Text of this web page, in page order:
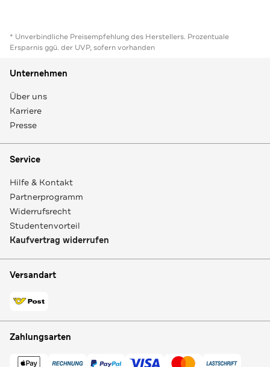
* Unverbindliche Preisempfehlung des Herstellers. Prozentuale
Ersparnis ggü. der UVP, sofern vorhanden
Unternehmen
Über uns
Karriere
Presse
Service
Hilfe & Kontakt
Partnerprogramm
Widerrufsrecht
Studentenvorteil
Kaufvertrag widerrufen
Versandart
Zahlungsarten